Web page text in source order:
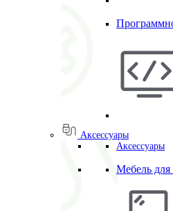
Аксессуары
Аксессуары
Мебель